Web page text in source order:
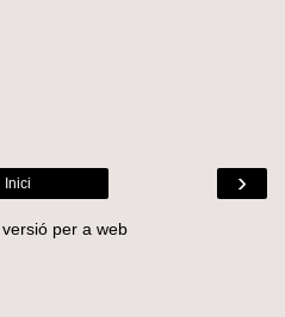
›
Inici
per a web